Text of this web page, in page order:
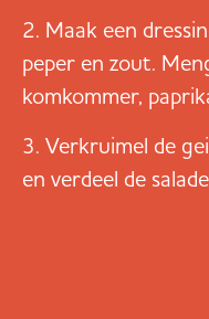
Maak een
peper en zout.
komkommer,
Verkruimel de
en verdeel de